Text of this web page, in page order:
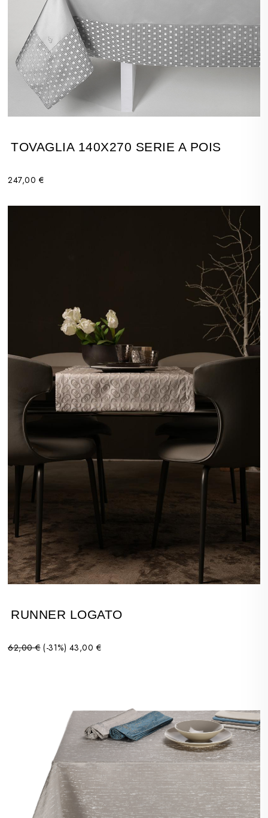
TOVAGLIA 140X270 SERIE A POIS
247,00 €
RUNNER LOGATO
62,00 € (-31%) 43,00 €